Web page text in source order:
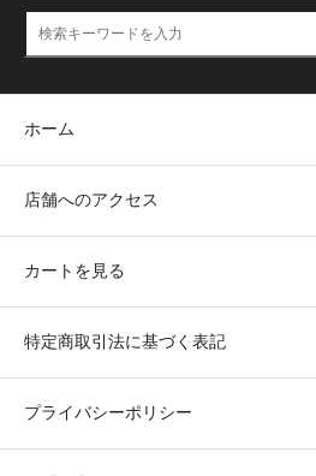
ホーム
店舗へのアクセス
カートを見る
特定商取引法に基づく表記
プライバシーポリシー